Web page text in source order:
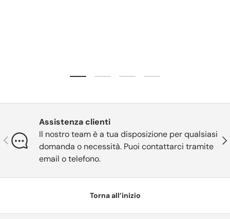
Carica slide 1 di 4
Carica slide 2 di 4
Carica slide 3 di 4
Carica slide 4 di 4
Indietro
Assistenza clienti
Il nostro team è a tua disposizione per qualsiasi
domanda o necessità. Puoi contattarci tramite
email o telefono.
Torna all’inizio